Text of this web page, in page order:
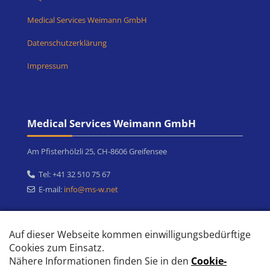
Medical Services Weimann GmbH
Datenschutzerklärung
Impressum
Blöcke
Medical Services Weimann GmbH
Am Pfisterhölzli 25, CH-8606 Greifensee
Tel: +41 32 510 75 67
E-mail: info@ms-w.net
https://www.ms-w.ch info@ms-w.net
+41
32 510 75 67‬